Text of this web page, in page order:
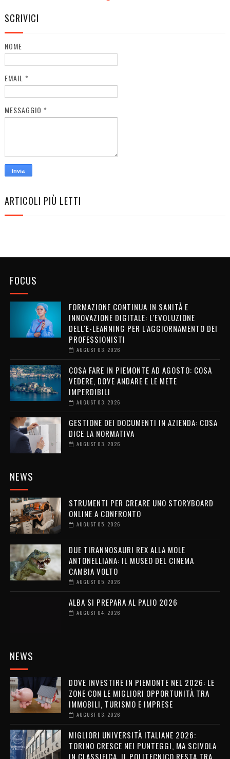
SCRIVICI
NOME
EMAIL *
MESSAGGIO *
ARTICOLI PIÙ LETTI
FOCUS
FORMAZIONE CONTINUA IN SANITÀ E
INNOVAZIONE DIGITALE: L'EVOLUZIONE
DELL'E-LEARNING PER L'AGGIORNAMENTO DEI
PROFESSIONISTI
AUGUST 03, 2026
COSA FARE IN PIEMONTE AD AGOSTO: COSA
VEDERE, DOVE ANDARE E LE METE
IMPERDIBILI
AUGUST 03, 2026
GESTIONE DEI DOCUMENTI IN AZIENDA: COSA
DICE LA NORMATIVA
AUGUST 03, 2026
NEWS
STRUMENTI PER CREARE UNO STORYBOARD
ONLINE A CONFRONTO
AUGUST 05, 2026
DUE TIRANNOSAURI REX ALLA MOLE
ANTONELLIANA: IL MUSEO DEL CINEMA
CAMBIA VOLTO
AUGUST 05, 2026
ALBA SI PREPARA AL PALIO 2026
AUGUST 04, 2026
NEWS
DOVE INVESTIRE IN PIEMONTE NEL 2026: LE
ZONE CON LE MIGLIORI OPPORTUNITÀ TRA
IMMOBILI, TURISMO E IMPRESE
AUGUST 03, 2026
MIGLIORI UNIVERSITÀ ITALIANE 2026:
TORINO CRESCE NEI PUNTEGGI, MA SCIVOLA
IN CLASSIFICA. IL POLITECNICO RESTA TRA